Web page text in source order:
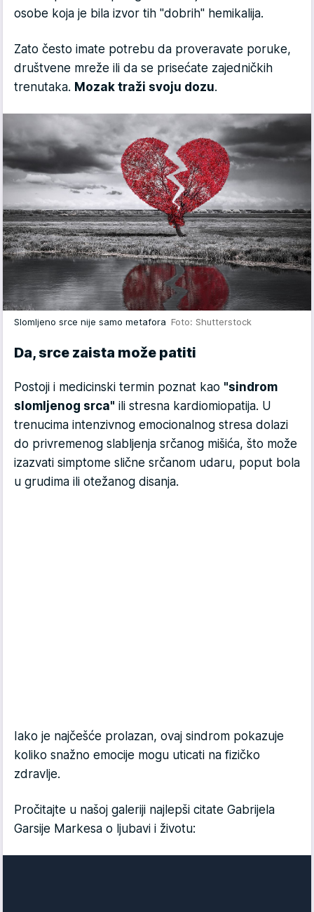
osobe koja je bila izvor tih "dobrih" hemikalija.
Zato često imate potrebu da proveravate poruke,
društvene mreže ili da se prisećate zajedničkih
trenutaka. Mozak traži svoju dozu.
Slomljeno srce nije samo metafora Foto: Shutterstock
Da, srce zaista može patiti
Postoji i medicinski termin poznat kao "sindrom
slomljenog srca" ili stresna kardiomiopatija. U
trenucima intenzivnog emocionalnog stresa dolazi
do privremenog slabljenja srčanog mišića, što može
izazvati simptome slične srčanom udaru, poput bola
u grudima ili otežanog disanja.
Iako je najčešće prolazan, ovaj sindrom pokazuje
koliko snažno emocije mogu uticati na fizičko
zdravlje.
Pročitajte u našoj galeriji najlepši citate Gabrijela
Garsije Markesa o ljubavi i životu: